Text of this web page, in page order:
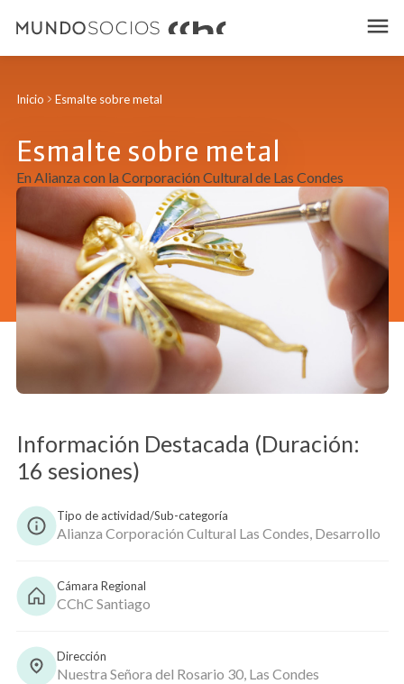
Inicio Esmalte sobre metal
Esmalte sobre metal
En Alianza con la Corporación Cultural de Las Condes
Información Destacada (Duración:
16 sesiones)
Tipo de actividad/Sub-categoría
Alianza Corporación Cultural Las Condes, Desarrollo
Cámara Regional
CChC Santiago
Dirección
Nuestra Señora del Rosario 30, Las Condes
Copiar